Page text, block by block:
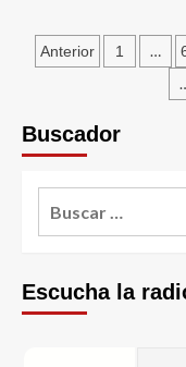
Anterior 1 …
Buscador
Escucha la